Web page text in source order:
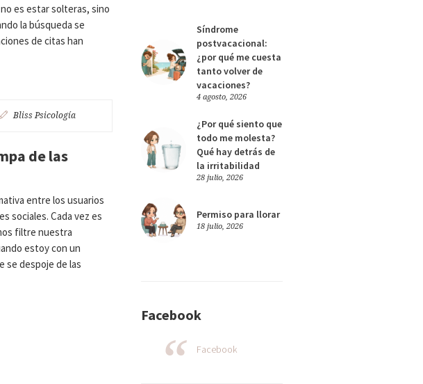
es estar solteras, sino
la búsqueda se
de citas han
Bliss Psicología
de las
entre los usuarios
sociales. Cada vez es
filtre nuestra
estoy con un
se despoje de las
Síndrome
postvacacional:
¿por qué me cuesta
tanto volver de
vacaciones?
4 agosto, 2026
¿Por qué siento que
todo me molesta?
Qué hay detrás de
la irritabilidad
28 julio, 2026
Permiso para llorar
18 julio, 2026
Facebook
Facebook